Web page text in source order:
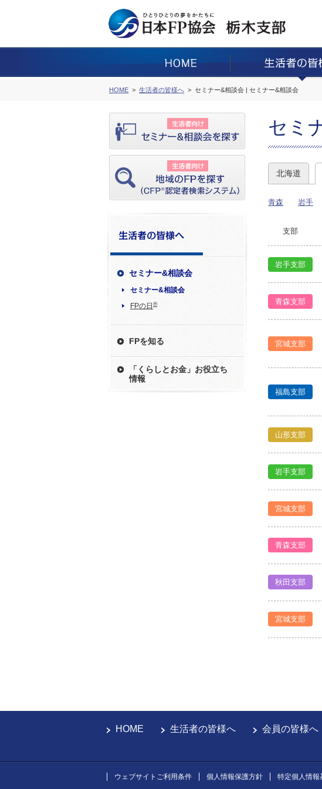
HOME 生活者の皆様へ セミナー&相談会 | セミナー&相談会
セミナー&相談会
セミナー&相談会
FPの日 ®
FPを知る
「くらしとお金」お役立ち
情報
セミ
北海道
青森 岩手
支部
岩手支部
青森支部
宮城支部
福島支部
山形支部
岩手支部
宮城支部
青森支部
秋田支部
宮城支部
HOME 生活者の皆様へ 会員の皆様へ
ウェブサイトご利用条件 個人情報保護方針 特定個人情報